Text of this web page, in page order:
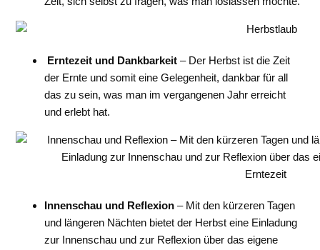
Erntezeit und Dankbarkeit – Der Herbst ist die Zeit
der Ernte und somit eine Gelegenheit, dankbar für all
das zu sein, was man im vergangenen Jahr erreicht
und erlebt hat.
Erntezeit
Innenschau und Reflexion – Mit den kürzeren Tagen
und längeren Nächten bietet der Herbst eine Einladung
zur Innenschau und zur Reflexion über das eigene